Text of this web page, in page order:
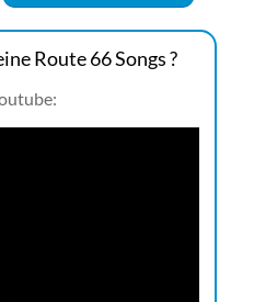
Route 66 Songs ?